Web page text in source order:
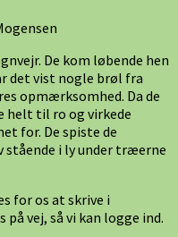
De kom løbende hen
det vist nogle brøl fra
opmærksomhed. Da de
helt til ro og virkede
for. De spiste de
stående i ly under træerne
for os at skrive i
vej, så vi kan logge ind.